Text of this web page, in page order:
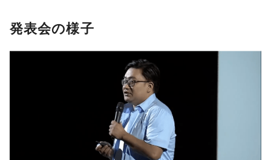
発表会の様子